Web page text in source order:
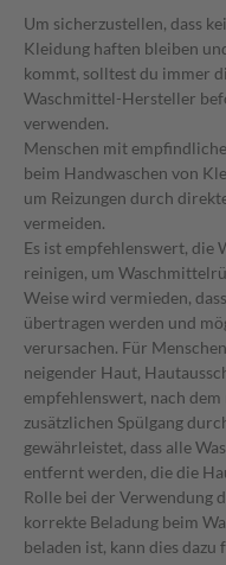
Um sicherzustellen, dass
Kleidung haften bleiben
kommt, solltest du immer
Waschmittel-Hersteller
verwenden.
Menschen mit
beim Handwaschen von
um Reizungen durch
vermeiden.
Es ist empfehlenswert, die
reinigen, um
Weise wird vermieden,
übertragen werden und
verursachen. Für
neigender Haut,
empfehlenswert, nach
zusätzlichen Spülgang
gewährleistet, dass alle
entfernt werden, die die
Rolle bei der Verwendung
korrekte Beladung beim
beladen ist, kann dies